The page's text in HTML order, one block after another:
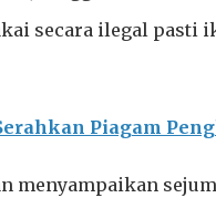
secara ilegal
Piagam
menyampaikan